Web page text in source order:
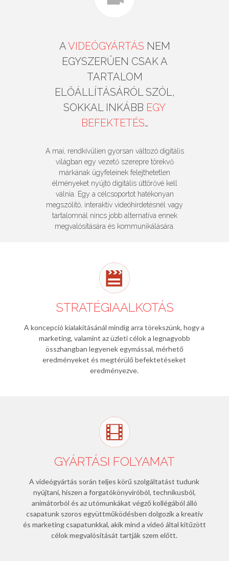
AVIDEÓGYÁRTÁS NEM
EGYSZERŰEN CSAK A
TARTALOM
ELŐÁLLÍTÁSÁRÓL SZÓL,
SOKKAL INKÁBB EGY
BEFEKTETÉS…
A mai, rendkívülien gyorsan változó digitális
világban egy vezető szerepre törekvő
márkának ügyfeleinek felejthetetlen
élményeket nyújtó digitális úttörővé kell
válnia. Egy a célcsoportot hatékonyan
megszólító, interaktív videóhirdetésnél vagy
tartalomnál nincs jobb alternatíva ennek
megvalósítására és kommunikálására.
STRATÉGIAALKOTÁS
A koncepció kialakításánál mindig arra törekszünk, hogy a
marketing, valamint az üzleti célok a legnagyobb
összhangban legyenek egymással, mérhető
eredményeket és megtérülő befektetéseket
eredményezve.
GYÁRTÁSI FOLYAMAT
A videógyártás során teljes körű szolgáltatást tudunk
nyújtani, hiszen a forgatókönyvíróból, technikusból,
animátorból és az utómunkákat végző kollégából álló
csapatunk szoros együttműködésben dolgozik a kreatív
és marketing csapatunkkal, akik mind a videó által kitűzött
célok megvalósítását tartják szem előtt.